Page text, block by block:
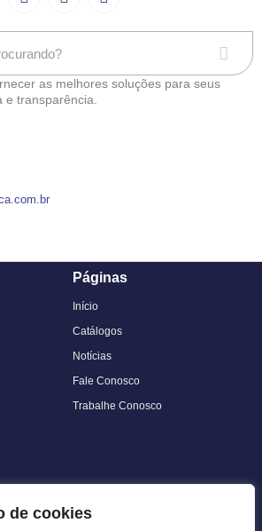
de cookies
as melhores soluções para seus
e transparência.
Páginas
Início
Catálogos
Notícias
Fale Conosco
Trabalhe Conosco